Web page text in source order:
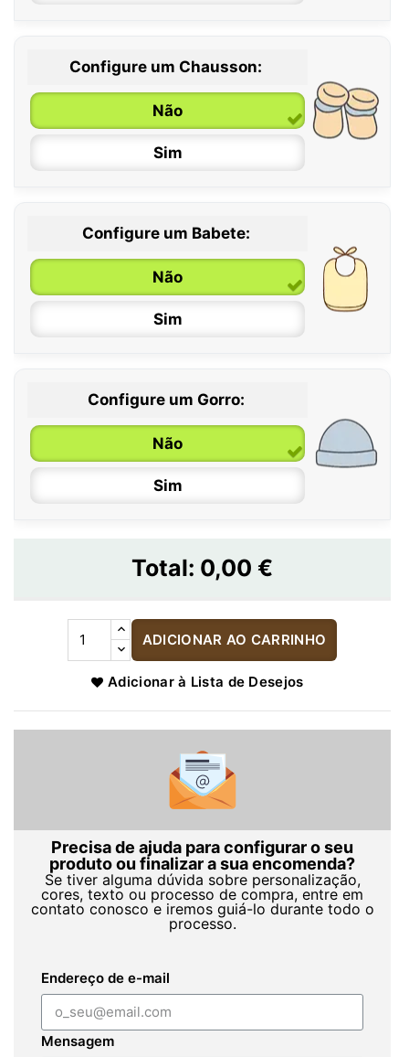
0 / 6 meses
6 / 12 meses
12 / 18 meses
Configure um Chausson:
Não
Sim
Configure um Babete:
Não
Sim
Configure um Gorro:
Não
Sim
Total: 0,00 €
ADICIONAR AO CARRINHO
Adicionar à Lista de Desejos
Precisa de ajuda para configurar o seu
produto ou finalizar a sua encomenda?
Se tiver alguma dúvida sobre personalização,
cores, texto ou processo de compra, entre em
contato conosco e iremos guiá-lo durante todo o
processo.
Endereço de e-mail
Mensagem